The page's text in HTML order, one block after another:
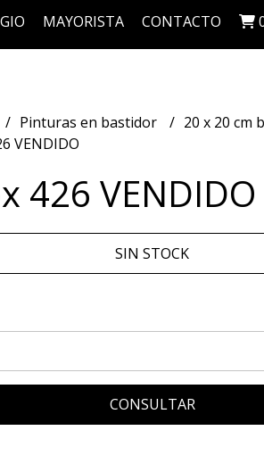
MAYORISTA CONTACTO
Pinturas en bastidor
20 x 20 cm
VENDIDO
426 VENDIDO
SIN STOCK
CONSULTAR